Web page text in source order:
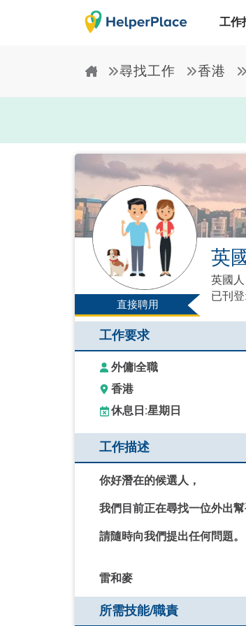
工作
尋找工作 香港
直接聘用
英
英國人
已刊
工作要求
外傭|全職
香港
休息日:星期日
工作描述
你好潛在的候選人，
我們目前正在尋找一位外出
請隨時向我們提出任何問題。
雷和麥
所需技能/職責